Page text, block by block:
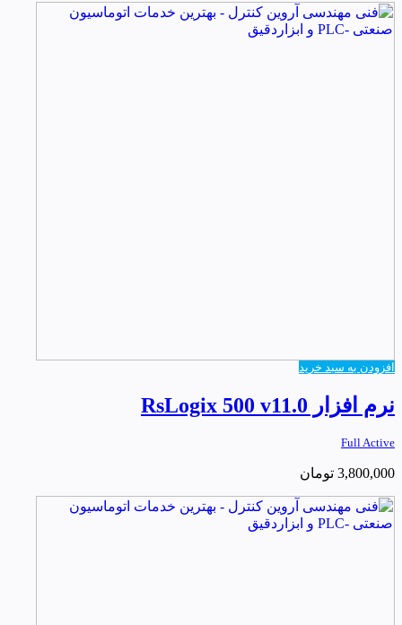
افزودن به سبد خرید
نرم افزار RsLogix 500 v11.0
Full Active
3,800,000 تومان